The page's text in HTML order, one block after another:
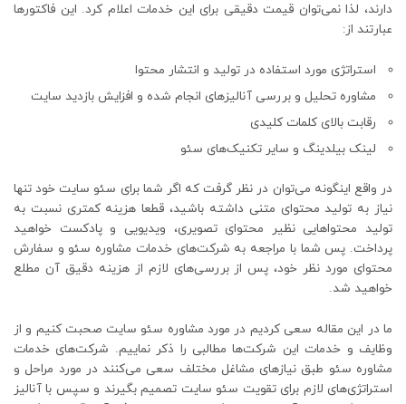
دارند، لذا نمی‌توان قیمت دقیقی برای این خدمات اعلام کرد. این فاکتورها
عبارتند از:
استراتژی مورد استفاده در تولید و انتشار محتوا
مشاوره تحلیل و بررسی آنالیزهای انجام شده و افزایش بازدید سایت
رقابت بالای کلمات کلیدی
لینک بیلدینگ و سایر تکنیک‌های سئو
در واقع اینگونه می‌توان در نظر گرفت که اگر شما برای سئو سایت خود تنها
نیاز به تولید محتوای متنی داشته باشید، قطعا هزینه کمتری نسبت به
تولید محتواهایی نظیر محتوای تصویری، ویدیویی و پادکست خواهید
پرداخت. پس شما با مراجعه به شرکت‌های خدمات مشاوره سئو و سفارش
محتوای مورد نظر خود، پس از بررسی‌های لازم از هزینه دقیق آن مطلع
خواهید شد.
ما در این مقاله سعی کردیم در مورد مشاوره سئو سایت صحبت کنیم و از
وظایف و خدمات این شرکت‌ها مطالبی را ذکر نماییم. شرکت‌های خدمات
مشاوره سئو طبق نیازهای مشاغل مختلف سعی می‌کنند در مورد مراحل و
استراتژی‌های لازم برای تقویت سئو سایت تصمیم بگیرند و سپس با آنالیز